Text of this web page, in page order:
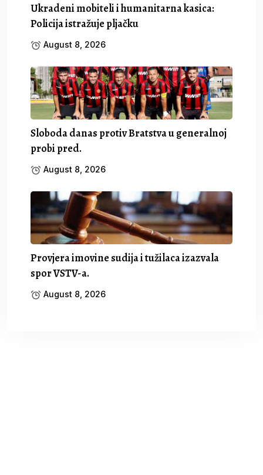
Ukradeni mobiteli i humanitarna kasica:
Policija istražuje pljačku
August 8, 2026
Sloboda danas protiv Bratstva u generalnoj
probi pred.
August 8, 2026
Provjera imovine sudija i tužilaca izazvala
spor VSTV-a.
August 8, 2026